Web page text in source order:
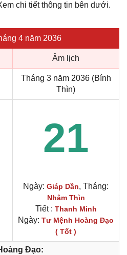
chi tiết thông tin bên dưới.
4 năm 2036
Âm lịch
Tháng 3 năm 2036 (Bính
Thìn)
21
Ngày: Giáp Dần, Tháng:
Nhâm Thìn
Tiết : Thanh Minh
Ngày: Tư Mệnh Hoàng Đạo
( Tốt )
Đạo: